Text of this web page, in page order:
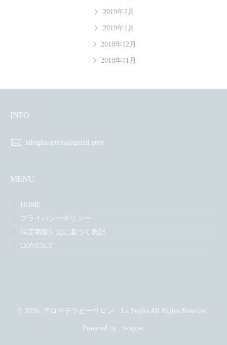
2019年2月
2019年1月
2018年12月
2018年11月
INFO
lafoglia.aroma@gmail.com
MENU
HOME
プライバシーポリシー
特定商取引法に基づく表記
CONTACT
© 2026. アロマテラピーサロン La Foglia All Rights Reserved.
Powered by . isotype.